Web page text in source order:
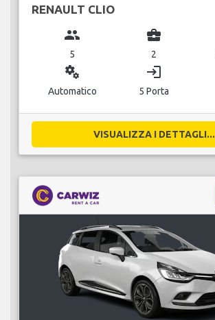
RENAULT CLIO
group
5
business_center
2
miscellaneous_services
Automatico
login
5 Porta
VISUALIZZA I DETTAGLI...